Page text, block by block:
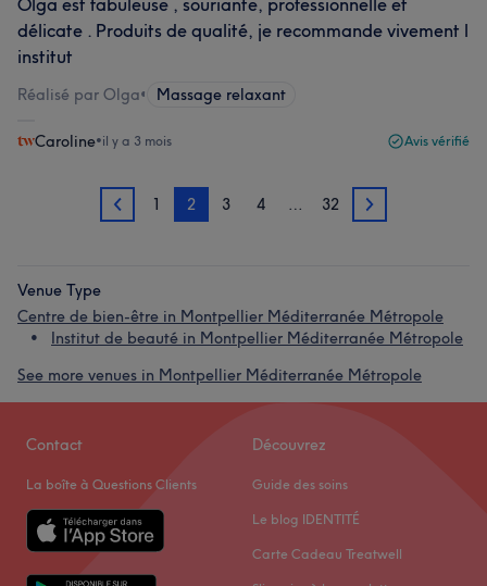
Olga est fabuleuse , souriante, professionnelle et
délicate . Produits de qualité, je recommande vivement l
institut
Réalisé par Olga• Massage relaxant
Caroline•il y a 3 mois Avis vérifié
1 1 2 3 4 … 32 3
Venue Type
Centre de bien-être in Montpellier Méditerranée Métropole
Institut de beauté in Montpellier Méditerranée Métropole
See more venues in Montpellier Méditerranée Métropole
Contact
La boîte à Questions Clients
Découvrez
Guide des soins
Le blog IDENTITÉ
Carte Cadeau Treatwell